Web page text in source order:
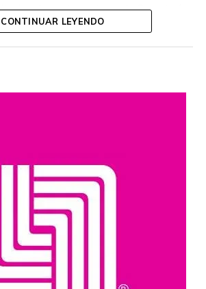
encabezado por la Secretaría
ofrecido una recompensa de hasta
CONTINUAR LEYENDO